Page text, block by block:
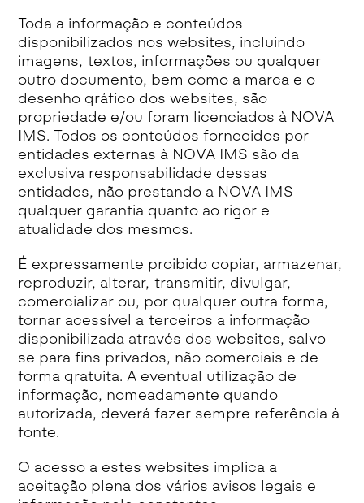
Toda a informação e conteúdos
disponibilizados nos websites, incluindo
imagens, textos, informações ou qualquer
outro documento, bem como a marca e o
desenho gráfico dos websites, são
propriedade e/ou foram licenciados à NOVA
IMS. Todos os conteúdos fornecidos por
entidades externas à NOVA IMS são da
exclusiva responsabilidade dessas
entidades, não prestando a NOVA IMS
qualquer garantia quanto ao rigor e
atualidade dos mesmos.
É expressamente proibido copiar, armazenar,
reproduzir, alterar, transmitir, divulgar,
comercializar ou, por qualquer outra forma,
tornar acessível a terceiros a informação
disponibilizada através dos websites, salvo
se para fins privados, não comerciais e de
forma gratuita. A eventual utilização de
informação, nomeadamente quando
autorizada, deverá fazer sempre referência à
fonte.
O acesso a estes websites implica a
aceitação plena dos vários avisos legais e